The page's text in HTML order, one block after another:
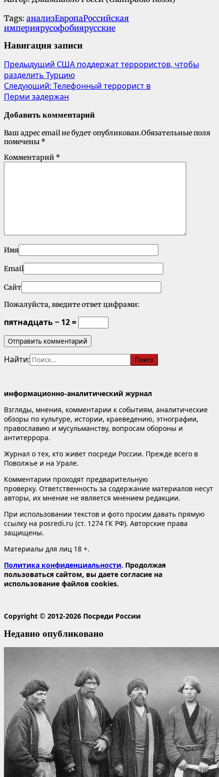
Tags: анализЕвропаРоссийская
империярусофобиярусские
Навигация записи
Предыдущий США поддержат террористов, чтобы
разделить Турцию
Следующий: Телефонный террорист в
Перми задержан
Добавить комментарий
Ваш адрес email не будет опубликован.Обязательные поля
помечены *
Комментарий *
Имя
Email
Сайт
Пожалуйста, введите ответ цифрами:
пятнадцать − 12 =
Найти:
информационно-аналитический журнал
Взгляды, мнения, комментарии к событиям, аналитические
обзоры по культуре, истории, краеведению, этнографии,
православию и мусульманству, вопросам обороны и
антитеррора.
Журнал о тех, кто живет посреди России. Прежде всего в
Поволжье и на Урале.
Комментарии проходят предварительную
проверку. Ответственность за содержание материалов несут
авторы, их мнение не является мнением редакции.
При использовании текстов и фото просим давать прямую
ссылку на posredi.ru (ст. 1274 ГК РФ). Авторские права
защищены.
Материалы для лиц 18 +.
Политика конфиденциальности. Продолжая
пользоваться сайтом, вы даете согласие на
использование файлов cookies.
Copyright © 2012-2026 Посреди России
Недавно опубликовано